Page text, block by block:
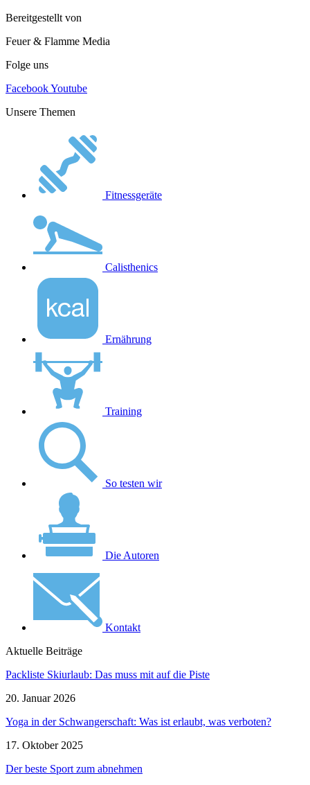
Bereitgestellt von
Feuer & Flamme Media
Folge uns
FacebookYoutube
Unsere Themen
Fitnessgeräte
Calisthenics
Ernährung
Training
So testen wir
Die Autoren
Kontakt
Aktuelle Beiträge
Packliste Skiurlaub: Das muss mit auf die Piste
20. Januar 2026
Yoga in der Schwangerschaft: Was ist erlaubt, was verboten?
17. Oktober 2025
Der beste Sport zum abnehmen